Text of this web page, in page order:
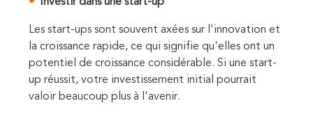
Les start-ups sont souvent axées sur l'innovation et
la croissance rapide, ce qui signifie qu'elles ont un
potentiel de croissance considérable. Si une start-
up réussit, votre investissement initial pourrait
valoir beaucoup plus à l'avenir.